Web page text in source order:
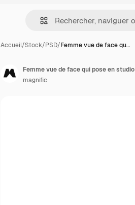
Accueil/Stock/PSD/Femme vue de face qu…
Femme vue de face qui pose en studio
magnific